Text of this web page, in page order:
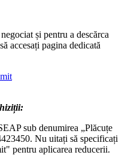
și pentru a descărca
accesați pagina dedicată
sub denumirea „Plăcuțe
Nu uitați să specificați
pentru aplicarea reducerii.